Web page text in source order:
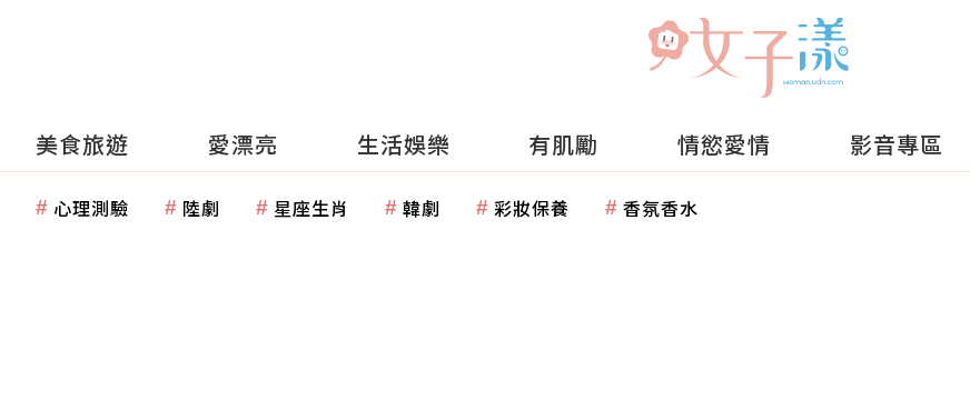
美食旅遊 愛漂亮 生活娛樂 有肌勵 情慾愛情 影音專區
心理測驗 陸劇 星座生肖 韓劇 彩妝保養 香氛香水